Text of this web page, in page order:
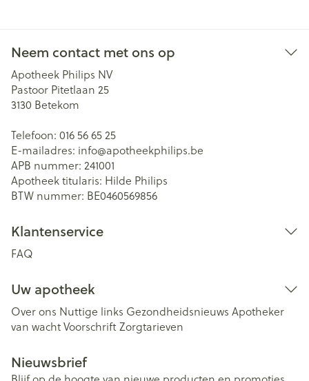
Neem contact met ons op
Apotheek Philips NV
Pastoor Pitetlaan 25
3130 Betekom
Telefoon: 016 56 65 25
E-mailadres: info@apotheekphilips.be
APB nummer: 241001
Apotheek titularis: Hilde Philips
BTW nummer: BE0460569856
Klantenservice
FAQ
Uw apotheek
Over ons Nuttige links Gezondheidsnieuws Apotheker
van wachtVoorschriftZorgtarieven
Nieuwsbrief